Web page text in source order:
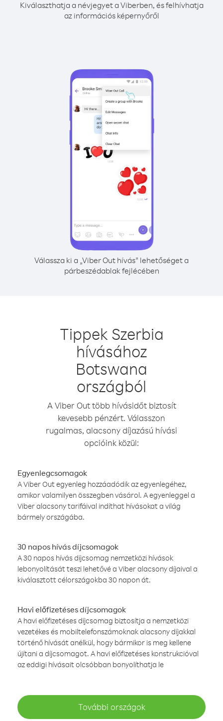
Kiválaszthatja a névjegyet a Viberben, és felhívhatja
az információs képernyőről
Válassza ki a „Viber Out hívás” lehetőséget a
párbeszédablak fejlécében
Tippek Szerbia
hívásához
Botswana
országból
A Viber Out több hívásidőt biztosít
kevesebb pénzért. Válasszon
rugalmas, alacsony díjazású hívási
opcióink közül:
Egyenlegcsomagok
A Viber Out egyenleg hozzáadódik az egyenlegéhez,
amikor valamilyen összegben vásárol. A egyenleggel a
Viber alacsony tarifáival indíthat hívásokat a világ
bármely országába.
30 napos hívás díjcsomagok
A 30 napos hívás díjcsomag nemzetközi hívások
lebonyolítását teszi lehetővé a Viber alacsony díjaival a
kiválasztott célországokba 30 napon át.
Havi előfizetéses díjcsomagok
A havi előfizetéses díjcsomag biztosítja a nemzetközi
vezetékes és mobiltelefonszámoknak alacsony díjakkal
történő hívását anélkül, hogy bármikor is meg kellene
újítani a díjcsomagot. A havi előfizetéses konstrukcióval
az eddigi hívásait olcsóbban bonyolíthatja le
További országok